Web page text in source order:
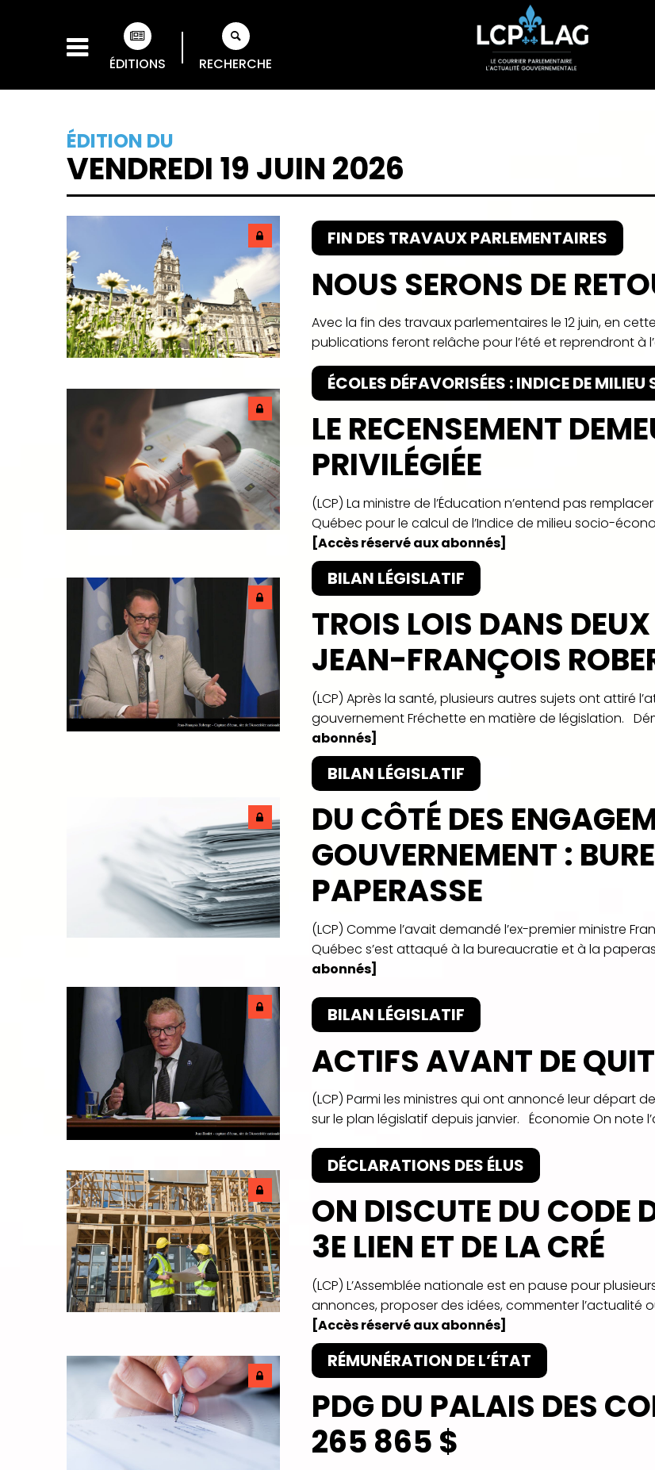
ÉDITIONS RECHERCHE
ÉDITION DU
VENDREDI 19 JUIN 2026
FIN DES TRAVAUX PARLEMENTAIRES
NOUS SERONS DE
Avec la fin des travaux parlementaires le 12 juin, en
publications feront relâche pour l’été et reprendront à
ÉCOLES DÉFAVORISÉES : INDICE DE
LE RECENSEMENT
PRIVILÉGIÉE
(LCP) La ministre de l’Éducation n’entend pas
Québec pour le calcul de l’Indice de milieu socio-
[Accès réservé aux abonnés]
BILAN LÉGISLATIF
TROIS LOIS DANS
JEAN-FRANÇOIS
(LCP) Après la santé, plusieurs autres sujets ont attiré
gouvernement Fréchette en matière de législation.
abonnés]
BILAN LÉGISLATIF
DU CÔTÉ DES
GOUVERNEMENT :
PAPERASSE
(LCP) Comme l’avait demandé l’ex-premier ministre
Québec s’est attaqué à la bureaucratie et à la
abonnés]
BILAN LÉGISLATIF
ACTIFS AVANT DE
(LCP) Parmi les ministres qui ont annoncé leur départ
sur le plan législatif depuis janvier. Économie On note
DÉCLARATIONS DES ÉLUS
ON DISCUTE DU CODE
3E LIEN ET DE LA CRÉ
(LCP) L’Assemblée nationale est en pause pour
annonces, proposer des idées, commenter l’actualité
[Accès réservé aux abonnés]
RÉMUNÉRATION DE L’ÉTAT
PDG DU PALAIS DES
265 865 $